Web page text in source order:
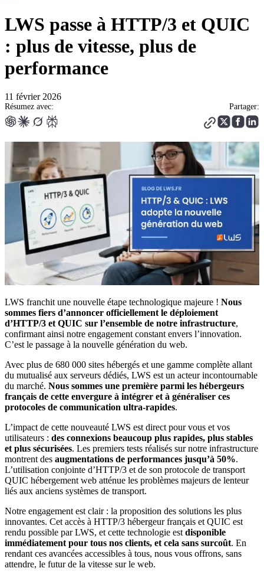
LWS passe à HTTP/3 et QUIC
: plus de vitesse, plus de
performance
11 février 2026
Résumez avec: Partager:
LWS franchit une nouvelle étape technologique majeure ! Nous
sommes fiers d’annoncer officiellement le déploiement
d’HTTP/3 et QUIC sur l’ensemble de notre infrastructure,
confirmant ainsi notre engagement constant envers l’innovation.
C’est le passage à la nouvelle génération du web.
Avec plus de 680 000 sites hébergés et une gamme complète allant
du mutualisé aux serveurs dédiés, LWS est un acteur incontournable
du marché. Nous sommes une première parmi les hébergeurs
français de cette envergure à intégrer et à généraliser ces
protocoles de communication ultra-rapides.
L’impact de cette nouveauté LWS est direct pour vous et vos
utilisateurs : des connexions beaucoup plus rapides, plus stables
et plus sécurisées. Les premiers tests réalisés sur notre infrastructure
montrent des augmentations de performances jusqu’à 50%.
L’utilisation conjointe d’HTTP/3 et de son protocole de transport
QUIC hébergement web atténue les problèmes majeurs de lenteur
liés aux anciens systèmes de transport.
Notre engagement est clair : la proposition des solutions les plus
innovantes. Cet accès à HTTP/3 hébergeur français et QUIC est
rendu possible par LWS, et cette technologie est disponible
immédiatement pour tous nos clients, et cela sans surcoût. En
rendant ces avancées accessibles à tous, nous vous offrons, sans
attendre, le futur de la vitesse sur le web.